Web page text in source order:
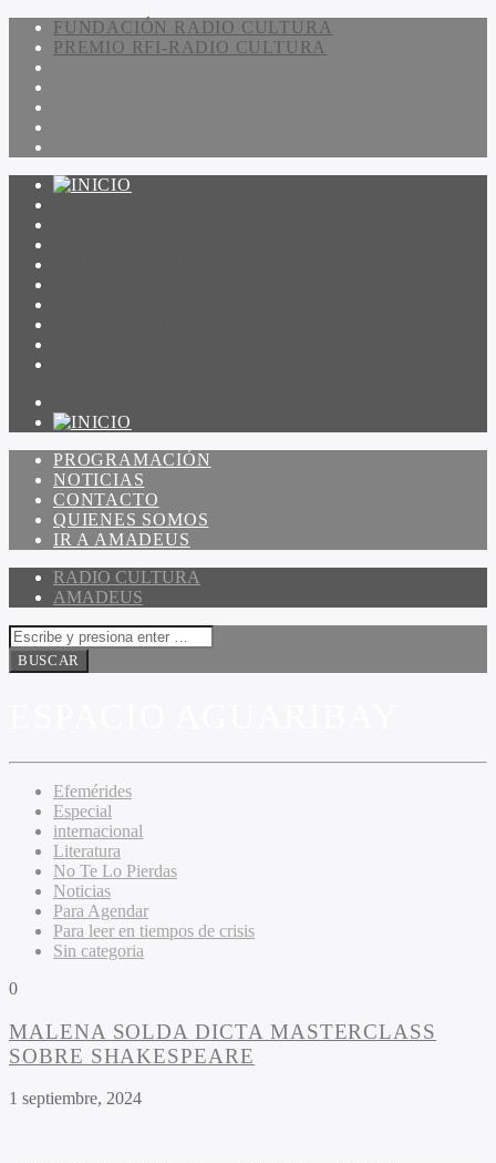
FUNDACIÓN RADIO CULTURA
PREMIO RFI-RADIO CULTURA
PROGRAMACIÓN
NOTICIAS
CONTACTO
QUIENES SOMOS
IR A AMADEUS
RADIO CULTURA
AMADEUS
Efemérides
Especial
internacional
Literatura
No Te Lo Pierdas
Noticias
Para Agendar
Para leer en tiempos de crisis
Sin categoria
0
MALENA SOLDA DICTA MASTERCLASS
SOBRE SHAKESPEARE
1 septiembre, 2024